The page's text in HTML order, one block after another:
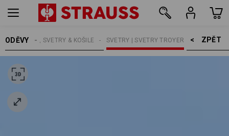
ODĚVY ZPĚT    >
SVETRY | SVETRY TROYER
TRIČKA, SVETRY & KOŠILE